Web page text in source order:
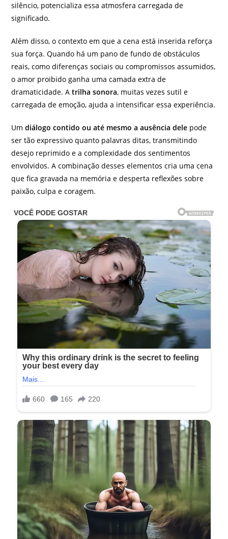
silêncio, potencializa essa atmosfera carregada de
significado.
Além disso, o contexto em que a cena está inserida reforça
sua força. Quando há um pano de fundo de obstáculos
reais, como diferenças sociais ou compromissos assumidos,
o amor proibido ganha uma camada extra de
dramaticidade. Atrilha sonora, muitas vezes sutil e
carregada de emoção, ajuda a intensificar essa experiência.
Umdiálogo contido ou até mesmo a ausência dele pode
ser tão expressivo quanto palavras ditas, transmitindo
desejo reprimido e a complexidade dos sentimentos
envolvidos. A combinação desses elementos cria uma cena
que fica gravada na memória e desperta reflexões sobre
paixão, culpa e coragem.